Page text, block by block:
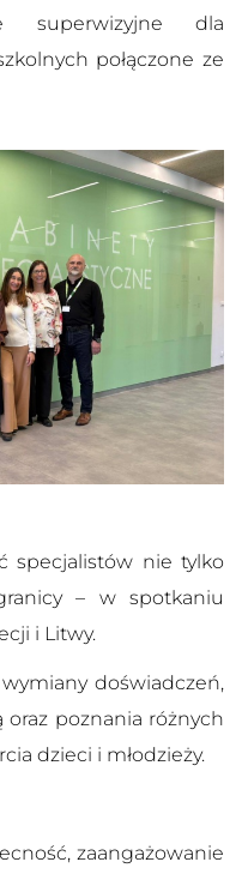
superwizyjne dla
połączone ze
specjalistów nie tylko
– w spotkaniu
i Litwy.
doświadczeń,
poznania różnych
dzieci i młodzieży.
zaangażowanie